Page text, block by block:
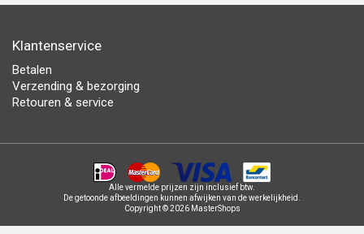
Klantenservice
Betalen
Verzending & bezorging
Retouren & service
Alle vermelde prijzen zijn inclusief btw.
De getoonde afbeeldingen kunnen afwijken van de werkelijkheid.
Copyright © 2026 MasterShops